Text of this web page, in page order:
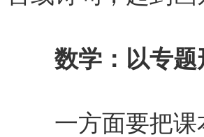
数学：以专题
一方面要把课